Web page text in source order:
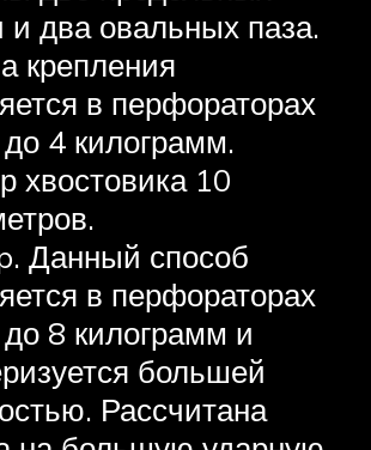
и два овальных паза.
крепления
в перфораторах
4 килограмм.
хвостовика 10
Данный способ
в перфораторах
8 килограмм и
большей
Рассчитана